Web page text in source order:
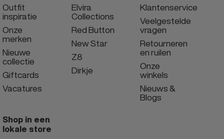
Outfit
inspiratie
Onze
merken
Nieuwe
collectie
Giftcards
Vacatures
Elvira
Collections
Red Button
New Star
Z8
Dirkje
Klantenservice
Veelgestelde
vragen
Retourneren
en ruilen
Onze
winkels
Nieuws &
Blogs
Shop in een
lokale store